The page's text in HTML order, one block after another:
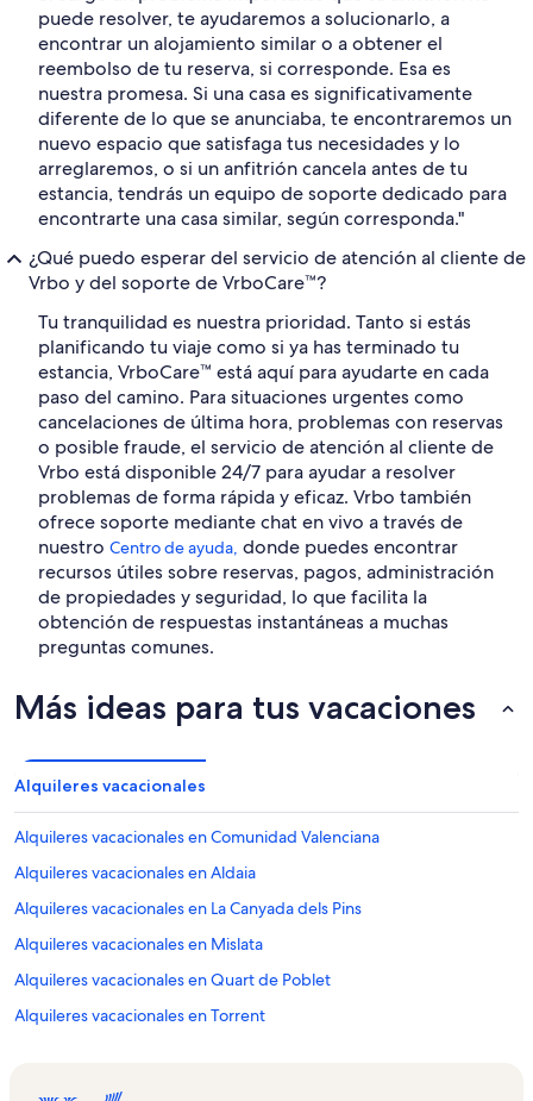
puede resolver, te ayudaremos a solucionarlo, a
encontrar un alojamiento similar o a obtener el
reembolso de tu reserva, si corresponde. Esa es
nuestra promesa. Si una casa es significativamente
diferente de lo que se anunciaba, te encontraremos un
nuevo espacio que satisfaga tus necesidades y lo
arreglaremos, o si un anfitrión cancela antes de tu
estancia, tendrás un equipo de soporte dedicado para
encontrarte una casa similar, según corresponda."
¿Qué puedo esperar del servicio de atención al cliente de
Vrbo y del soporte de VrboCare™?
Tu tranquilidad es nuestra prioridad. Tanto si estás
planificando tu viaje como si ya has terminado tu
estancia, VrboCare™ está aquí para ayudarte en cada
paso del camino. Para situaciones urgentes como
cancelaciones de última hora, problemas con reservas
o posible fraude, el servicio de atención al cliente de
Vrbo está disponible 24/7 para ayudar a resolver
problemas de forma rápida y eficaz. Vrbo también
ofrece soporte mediante chat en vivo a través de
nuestro Centro de ayuda, donde puedes encontrar
recursos útiles sobre reservas, pagos, administración
de propiedades y seguridad, lo que facilita la
obtención de respuestas instantáneas a muchas
preguntas comunes.
Más ideas para tus vacaciones
Alquileres vacacionales
Alquileres vacacionales en Comunidad Valenciana
Alquileres vacacionales en Aldaia
Alquileres vacacionales en La Canyada dels Pins
Alquileres vacacionales en Mislata
Alquileres vacacionales en Quart de Poblet
Alquileres vacacionales en Torrent
Alquileres vacacionales en Loriguilla